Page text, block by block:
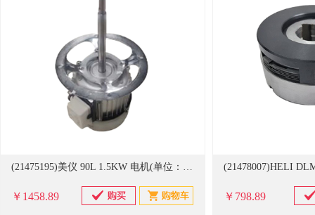
(21475195)美仪 90L 1.5KW 电机(单位：台)
￥1458.89 ￥798.89